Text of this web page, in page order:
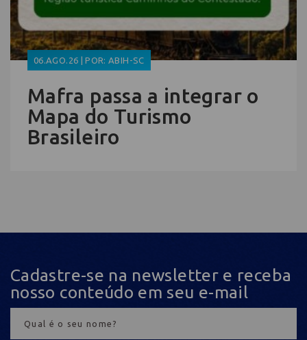
06.AGO.26 | POR: ABIH-SC
Mafra passa a integrar o
Mapa do Turismo
Brasileiro
Cadastre-se na newsletter e receba
nosso conteúdo em seu e-mail